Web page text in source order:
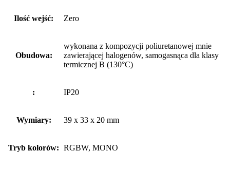
Ilość wejść: Zero
Obudowa:
wykonana z kompozycji poliuretanowej mnie
zawierającej halogenów, samogasnąca dla klasy
termicznej B (130°C)
: IP20
Wymiary: 39 x 33 x 20 mm
Tryb kolorów: RGBW, MONO